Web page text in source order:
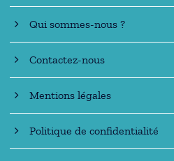
Qui sommes-nous ?
Contactez-nous
Mentions légales
Politique de confidentialité